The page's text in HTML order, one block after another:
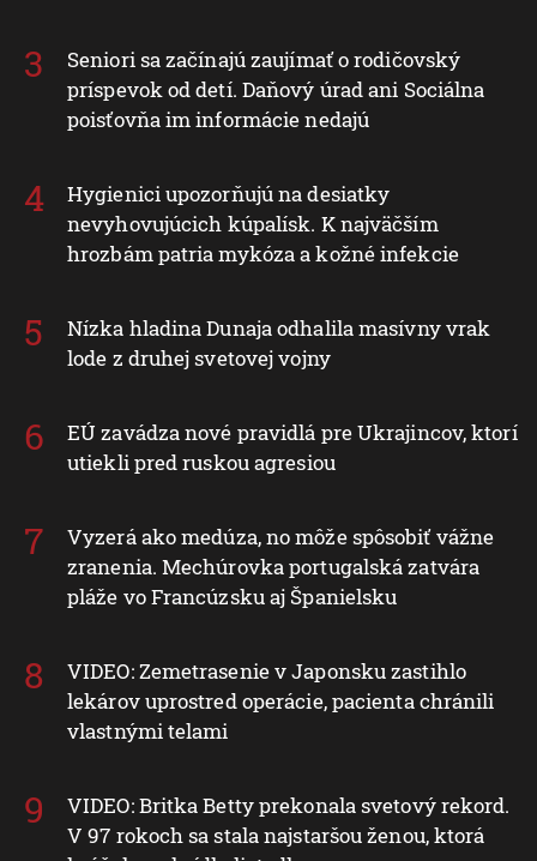
Seniori sa začínajú zaujímať o rodičovský
príspevok od detí. Daňový úrad ani Sociálna
poisťovňa im informácie nedajú
Hygienici upozorňujú na desiatky
nevyhovujúcich kúpalísk. K najväčším
hrozbám patria mykóza a kožné infekcie
Nízka hladina Dunaja odhalila masívny vrak
lode z druhej svetovej vojny
EÚ zavádza nové pravidlá pre Ukrajincov, ktorí
utiekli pred ruskou agresiou
Vyzerá ako medúza, no môže spôsobiť vážne
zranenia. Mechúrovka portugalská zatvára
pláže vo Francúzsku aj Španielsku
VIDEO: Zemetrasenie v Japonsku zastihlo
lekárov uprostred operácie, pacienta chránili
vlastnými telami
VIDEO: Britka Betty prekonala svetový rekord.
V 97 rokoch sa stala najstaršou ženou, ktorá